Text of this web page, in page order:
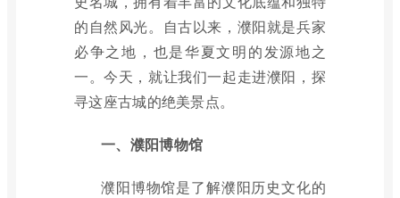
的自然风光。自古以来，濮阳就是兵家
必争之地，也是华夏文明的发源地之
一。今天，就让我们一起走进濮阳，探
寻这座古城的绝美景点。
一、濮阳博物馆
濮阳博物馆是了解濮阳历史文化的